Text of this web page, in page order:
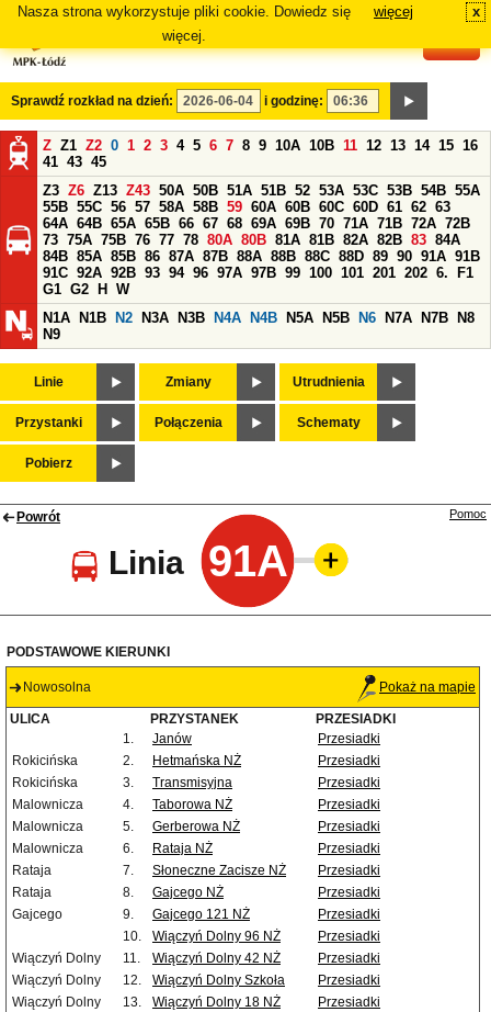
Nasza strona wykorzystuje pliki cookie. Dowiedz się
więcej.
więcej x
Sprawdź rozkład na dzień: i godzinę:
Z Z1 Z2 0 1 2 3 4 5 6 7 8 9 10A 10B 11 12 13 14 15 16
41 43 45
Z3 Z6 Z13 Z43 50A 50B 51A 51B 52 53A 53C 53B 54B 55A
55B 55C 56 57 58A 58B 59 60A 60B 60C 60D 61 62 63
64A 64B 65A 65B 66 67 68 69A 69B 70 71A 71B 72A 72B
73 75A 75B 76 77 78 80A 80B 81A 81B 82A 82B 83 84A
84B 85A 85B 86 87A 87B 88A 88B 88C 88D 89 90 91A 91B
91C 92A 92B 93 94 96 97A 97B 99 100 101 201 202 6.
F1
G1 G2 H
W
N1A
N1B N2 N3A N3B N4A N4B N5A N5B N6 N7A N7B
N8
N9
Linie Zmiany Utrudnienia
Przystanki Połączenia Schematy
Pobierz
Powrót
Linia 91A
Pomoc
PODSTAWOWE KIERUNKI
Nowosolna Pokaż na mapie
ULICA PRZYSTANEK
PRZESIADKI
1.
Janów
Przesiadki
Rokicińska
2. Hetmańska NŻ
Przesiadki
Rokicińska
3. Transmisyjna
Przesiadki
Malownicza
4. Taborowa NŻ
Przesiadki
Malownicza
5. Gerberowa NŻ
Przesiadki
Malownicza
6. Rataja NŻ
Przesiadki
Rataja
7. Słoneczne Zacisze NŻ
Przesiadki
Rataja
8. Gajcego NŻ
Przesiadki
Gajcego
9. Gajcego 121 NŻ
Przesiadki
10.
Wiączyń Dolny 96 NŻ
Przesiadki
Wiączyń Dolny
11. Wiączyń Dolny 42 NŻ
Przesiadki
Wiączyń Dolny
12. Wiączyń Dolny Szkoła
Przesiadki
Wiączyń Dolny
13. Wiączyń Dolny 18 NŻ
Przesiadki